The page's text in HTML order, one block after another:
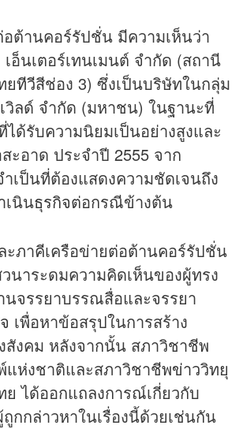
ต้านคอร์รัปชั่น มีความเห็นว่า
อ็นเตอร์เทนเมนต์ จำกัด (สถานี
ยทีวีสีช่อง 3) ซึ่งเป็นบริษัทในกลุ่ม
วิลด์ จำกัด (มหาชน) ในฐานะที่
ด้รับความนิยมเป็นอย่างสูงและ
ะอาด ประจำปี 2555 จาก
เป็นที่ต้องแสดงความชัดเจนถึง
เนินธุรกิจต่อกรณีข้างต้น
ะภาคีเครือข่ายต่อต้านคอร์รัปชั่น
นาระดมความคิดเห็นของผู้ทรง
จรรยาบรรณสื่อและจรรยา
เพื่อหาข้อสรุปในการสร้าง
สังคม หลังจากนั้น สภาวิชาชีพ
แห่งชาติและสภาวิชาชีพข่าววิทยุ
ได้ออกแถลงการณ์เกี่ยวกับ
กกล่าวหาในเรื่องนี้ด้วยเช่นกัน